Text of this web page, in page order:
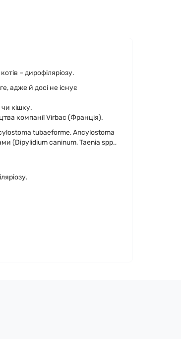
– дирофіляріозу.
адже й досі не існує
кішку.
компанії Virbac (Франція).
tubaeforme, Ancylostoma
(Dipylidium caninum, Taenia spp.,